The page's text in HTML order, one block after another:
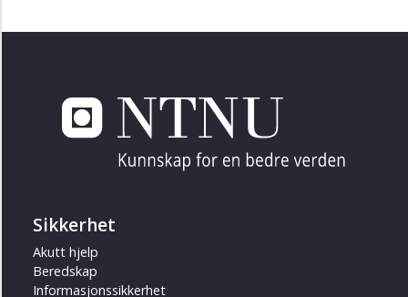
Sikkerhet
Akutt hjelp
Beredskap
Informasjonssikkerhet